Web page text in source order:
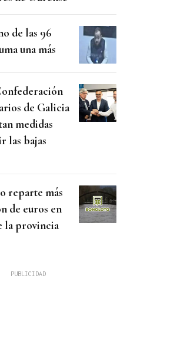
de las 96
una más
de Galicia
medidas
las bajas
reparte más
de euros en
la provincia